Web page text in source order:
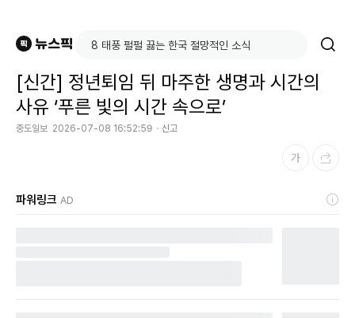
[신간] 정년퇴임 뒤 마주한 생명과 시간의
사유 ‘푸른 빛의 시간 속으로’
중도일보 2026-07-08 16:52:59 신고
파워링크 AD